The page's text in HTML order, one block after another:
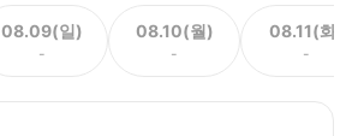
08.09(일)
-
08.10(월)
-
08.11(화)
-